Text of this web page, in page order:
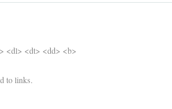
<dl> <dt> <dd> <b>
to links.